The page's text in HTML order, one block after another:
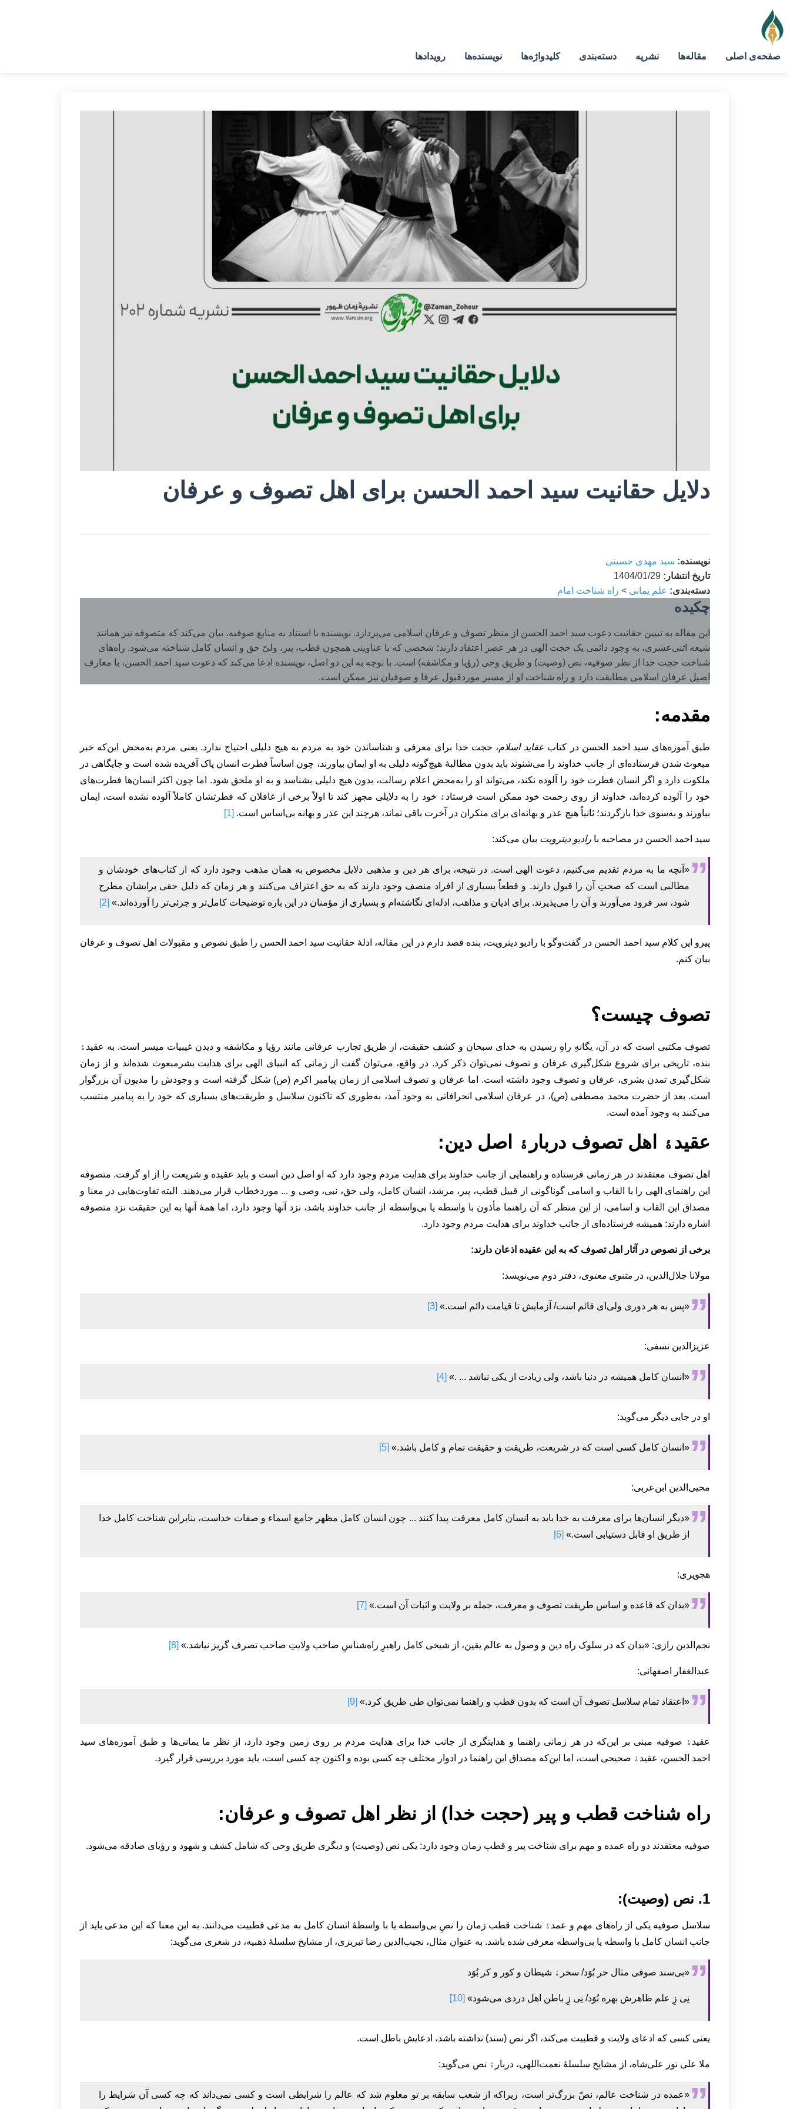
صفحه‌ی اصلی مقاله‌ها نشریه دسته‌بندی کلیدواژه‌ها نویسنده‌ها رویدادها
دلایل حقانیت سید احمد الحسن برای اهل تصوف و عرفان
نویسنده: سید مهدی حسینی
تاریخ انتشار: 1404/01/29
دسته‌بندی: علم یمانی > راه شناخت امام
چکیده
این مقاله به تبیین حقانیت دعوت سید احمد الحسن از منظر تصوف و عرفان اسلامی می‌پردازد. نویسنده با استناد به منابع صوفیه، بیان می‌کند که متصوفه نیز همانند
شیعه اثنی‌عشری، به وجود دائمی یک حجت الهی در هر عصر اعتقاد دارند؛ شخصی که با عناوینی همچون قطب، پیر، ولیّ حق و انسان کامل شناخته می‌شود. راه‌های
شناخت حجت خدا از نظر صوفیه، نص (وصیت) و طریق وحی (رؤیا و مکاشفه) است. با توجه به این دو اصل، نویسنده ادعا می‌کند که دعوت سید احمد الحسن، با معارف
اصیل عرفان اسلامی مطابقت دارد و راه شناخت او از مسیر موردقبول عرفا و صوفیان نیز ممکن است.
مقدمه:
طبق آموزه‌های سید احمد الحسن در کتاب عقاید اسلام، حجت خدا برای معرفی و شناساندن خود به مردم به هیچ دلیلی احتیاج ندارد. یعنی مردم به‌محض این‌که خبر
مبعوث شدن فرستاده‌ای از جانب خداوند را می‌شنوند باید بدون مطالبۀ هیچ‌گونه دلیلی به او ایمان بیاورند، چون اساساً فطرت انسان پاک آفریده شده است و جایگاهی در
ملکوت دارد و اگر انسان فطرت خود را آلوده نکند، می‌تواند او را به‌محض اعلام رسالت، بدون هیچ دلیلی بشناسد و به او ملحق شود. اما چون اکثر انسان‌ها فطرت‌های
خود را آلوده کرده‌اند، خداوند از روی رحمت خود ممکن است فرستادﮤ خود را به دلایلی مجهز کند تا اولاً برخی از غافلان که فطرتشان کاملاً آلوده نشده است، ایمان
بیاورند و به‌سوی خدا بازگردند؛ ثانیاً هیچ عذر و بهانه‌ای برای منکران در آخرت باقی نماند، هرچند این عذر و بهانه بی‌اساس است. [1]
سید احمد الحسن در مصاحبه با رادیو دیترویت بیان می‌کند:‌
«آنچه ما به مردم تقدیم می‌کنیم، دعوت الهی است. در نتیجه، برای هر دین و مذهبی دلایل مخصوص به همان مذهب وجود دارد که از کتاب‌های خودشان و
مطالبی است که صحتِ آن را قبول دارند. و قطعاً بسیاری از افراد منصف وجود دارند که به حق اعتراف می‌کنند و هر زمان که دلیل حقی برایشان مطرح
شود، سر فرود می‌آورند و آن را می‌پذیرند. برای ادیان و مذاهب، ادله‌ای نگاشته‌ام و بسیاری از مؤمنان در این باره توضیحات کامل‌تر و جزئی‌تر را آورده‌اند.» [2]
پیرو این کلام سید احمد الحسن در گفت‌وگو با رادیو دیترویت، بنده قصد دارم در این مقاله، ادلۀ حقانیت سید احمد الحسن را طبق نصوص و مقبولات اهل تصوف و عرفان
بیان کنم.
تصوف چیست؟
تصوف مکتبی است که در آن، یگانهِ راهِ رسیدن به خدای سبحان و کشف حقیقت، از طریق تجارب عرفانی مانند رؤیا و مکاشفه و دیدن غیبیات میسر است. به عقیدﮤ
بنده، تاریخی برای شروع شکل‌گیری عرفان و تصوف نمی‌توان ذکر کرد. در واقع، می‌توان گفت از زمانی که انبیای الهی برای هدایت بشرمبعوث شده‌اند و از زمان
شکل‌گیری تمدن بشری، عرفان و تصوف وجود داشته است. اما عرفان و تصوف اسلامی از زمان پیامبر اکرم (ص) شکل گرفته است و وجودش را مدیون آن بزرگوار
است. بعد از حضرت محمد مصطفی (ص)، در عرفان اسلامی انحرافاتی به وجود آمد، به‌طوری که تاکنون سلاسل و طریقت‌های بسیاری که خود را به پیامبر منتسب
می‌کنند به وجود آمده است.
عقیدﮤ اهل تصوف دربارﮤ اصل دین:
اهل تصوف معتقدند در هر زمانی فرستاده و راهنمایی از جانب خداوند برای هدایت مردم وجود دارد که او اصل دین است و باید عقیده و شریعت را از او گرفت. متصوفه
این راهنمای الهی را با القاب و اسامی گوناگونی از قبیل قطب، پیر، مرشد، انسان کامل، ولی حق، نبی، وصی و ... موردخطاب قرار می‌دهند. البته تفاوت‌هایی در معنا و
مصداق این القاب و اسامی، از این منظر که آن راهنما مأذون با واسطه یا بی‌واسطه از جانب خداوند باشد، نزد آنها وجود دارد، اما همۀ آنها به این حقیقت نزد متصوفه
اشاره دارند: همیشه فرستاده‌ای از جانب خداوند برای هدایت مردم وجود دارد.
برخی از نصوص در آثار اهل تصوف که به این عقیده اذعان دارند:
مولانا جلال‌‌الدین، در مثنوی معنوی، دفتر دوم می‌نویسد:
«پس به هر دوری ولی‌ای قائم است/ آزمایش تا قیامت دائم است.» [3]
عزیزالدین نسفی:
«انسان کامل همیشه در دنیا باشد، ولی زیادت از یکی نباشد ... .» [4]
او در جایی دیگر می‌گوید:
«انسان کامل کسی است که در شریعت، طریقت و حقیقت تمام و کامل باشد.» [5]
محیی‌الدین ابن‌عربی:
«دیگر انسان‌ها برای معرفت به خدا باید به انسان کامل معرفت پیدا کنند ... چون انسان کامل مظهر جامع اسماء و صفات خداست، بنابراین شناخت کامل خدا
از طریق او قابل دستیابی است.» [6]
هجویری:
«بدان که قاعده و اساس طریقت تصوف و معرفت، جمله بر ولایت و اثبات آن است.» [7]
نجم‌الدین رازی: «بدان که در سلوک راه دین و وصول به عالم یقین، از شیخی کامل راهبرِ راه‌شناسِ صاحب ولایتِ صاحب تصرف گریز نباشد.» [8]
عبدالغفار اصفهانی:
«اعتقاد تمام سلاسل تصوف آن است که بدون قطب و راهنما نمی‌توان طی طریق کرد.» [9]
عقیدﮤ صوفیه مبنی بر این‌که در هر زمانی راهنما و هدایتگری از جانب خدا برای هدایت مردم بر روی زمین وجود دارد، از نظر ما یمانی‌ها و طبق آموزه‌های سید
احمد الحسن، عقیدﮤ صحیحی است، اما این‌که مصداق این راهنما در ادوار مختلف چه کسی بوده و اکنون چه کسی است، باید مورد بررسی قرار گیرد.
راه شناخت قطب و پیر (حجت خدا) از نظر اهل تصوف و عرفان:
صوفیه معتقدند دو راه عمده و مهم برای شناخت پیر و قطب زمان وجود دارد: یکی نص (وصیت) و دیگری طریق وحی که شامل کشف و شهود و رؤیای صادقه می‌شود.
1. نص (وصیت):
سلاسل صوفیه یکی از راه‌های مهم و عمدﮤ شناخت قطب زمان را نصِ بی‌واسطه یا با واسطۀ انسان کامل به مدعی قطبیت می‌دانند. به این معنا که این مدعی باید از
جانب انسان کامل با واسطه یا بی‌واسطه معرفی شده باشد. به عنوان مثال، نجیب‌الدین رضا تبریزی، از مشایخ سلسلۀ ذهبیه، در شعری می‌گوید:
«بی‌سند صوفی مثال خر بُوَد/ سخرﮤ شیطان و کور و کر بُوَد
نِی زِ علم ظاهرش بهره بُوَد/ نِی زِ باطن اهل دردی می‌شود» [10]
یعنی کسی که ادعای ولایت و قطبیت می‌کند، اگر نص (سند) نداشته باشد، ادعایش باطل است.
ملا علی نور علی‌شاه، از مشایخ سلسلۀ نعمت‌اللهی، دربارﮤ نص می‌گوید:
«عمده در شناخت عالم، نصّ بزرگ‌تر است، زیراکه از شعب سابقه بر تو معلوم شد که عالم را شرایطی است و کسی نمی‌داند که چه کسی آن شرایط را